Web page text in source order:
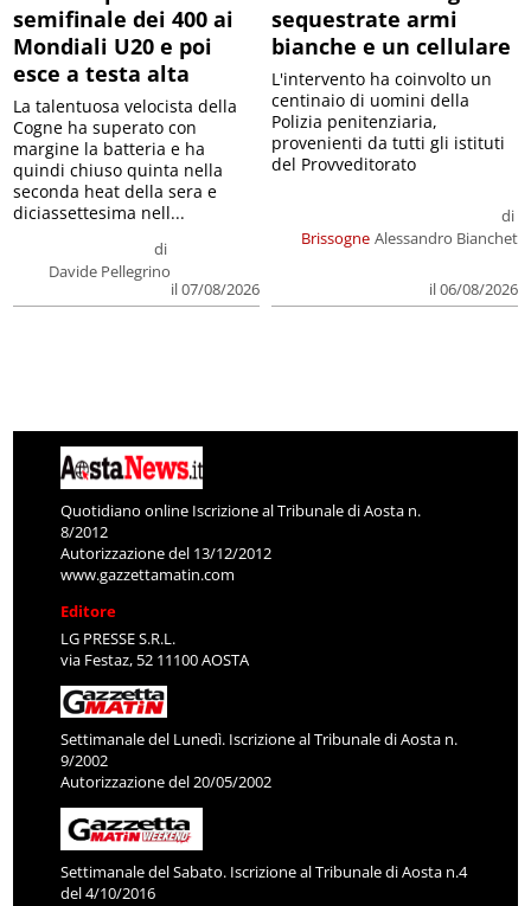
semifinale dei 400 ai
Mondiali U20 e poi
esce a testa alta
di
Davide Pellegrino
il 07/08/2026
La talentuosa velocista della
Cogne ha superato con
margine la batteria e ha
quindi chiuso quinta nella
seconda heat della sera e
diciassettesima nell...
sequestrate armi
bianche e un cellulare
Brissogne
di
Alessandro Bianchet
il 06/08/2026
L'intervento ha coinvolto un
centinaio di uomini della
Polizia penitenziaria,
provenienti da tutti gli istituti
del Provveditorato
Quotidiano online Iscrizione al Tribunale di Aosta n.
8/2012
Autorizzazione del 13/12/2012
www.gazzettamatin.com
Editore
LG PRESSE S.R.L.
via Festaz, 52 11100 AOSTA
Settimanale del Lunedì. Iscrizione al Tribunale di Aosta n.
9/2002
Autorizzazione del 20/05/2002
Settimanale del Sabato. Iscrizione al Tribunale di Aosta n.4
del 4/10/2016